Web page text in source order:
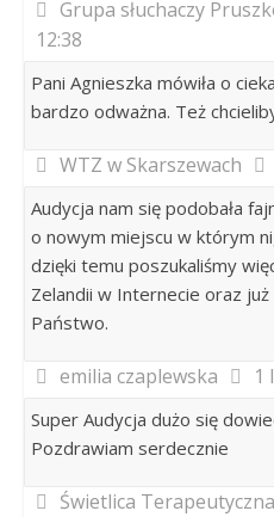
Grupa słuchaczy
12:38
Pani Agnieszka mówiła o
bardzo odważna. Też
WTZ w Skarszewach
Audycja nam się podobała
o nowym miejscu w którym
dzięki temu poszukaliśmy
Zelandii w Internecie oraz
Państwo.
emilia czaplewska 1
Super Audycja dużo się
Pozdrawiam serdecznie
Świetlica